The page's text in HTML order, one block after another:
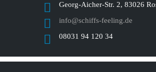
Georg-Aicher-Str. 2, 83026
info@schiffs-feeling.de
08031 94 120 34